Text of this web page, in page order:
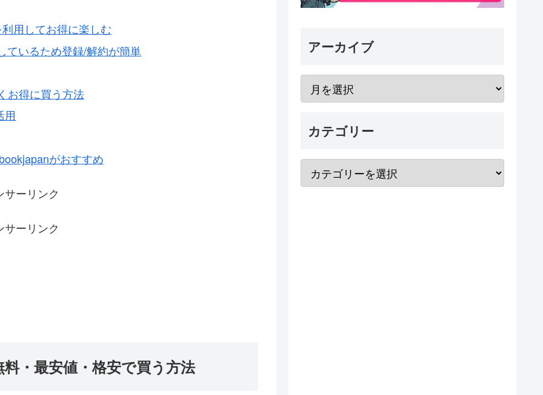
用してお得に楽しむ
ているため登録/解約が簡単
お得に買う方法
用
がおすすめ
サーリンク
サーリンク
・最安値・格安で買う方法
アーカイブ
カテゴリー